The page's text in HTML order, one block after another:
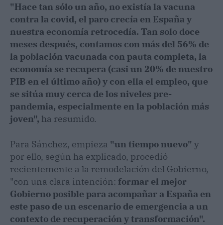
"Hace tan sólo un año, no existía la vacuna
contra la covid, el paro crecía en España y
nuestra economía retrocedía. Tan solo doce
meses después, contamos con más del 56% de
la población vacunada con pauta completa, la
economía se recupera (casi un 20% de nuestro
PIB en el último año) y con ella el empleo, que
se sitúa muy cerca de los niveles pre-
pandemia, especialmente en la población más
joven", ha resumido.
Para Sánchez, empieza "un tiempo nuevo" y
por ello, según ha explicado, procedió
recientemente a la remodelación del Gobierno,
"con una clara intención: formar el mejor
Gobierno posible para acompañar a España en
este paso de un escenario de emergencia a un
contexto de recuperación y transformación".